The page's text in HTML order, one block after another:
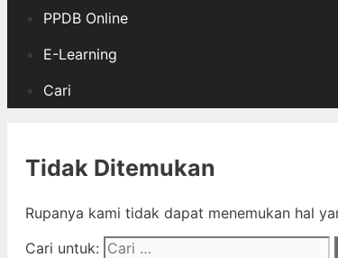
PPDB Online
E-Learning
Cari
Tidak Ditemukan
Rupanya kami tidak dapat menemukan hal
Cari untuk: